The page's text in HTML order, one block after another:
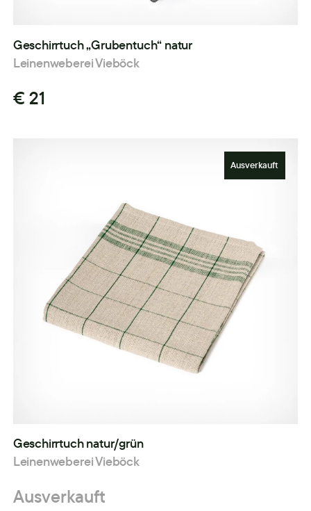
Geschirrtuch „Grubentuch“ natur
Leinenweberei Vieböck
€ 21
Ausverkauft
Geschirrtuch natur/grün
Leinenweberei Vieböck
Ausverkauft